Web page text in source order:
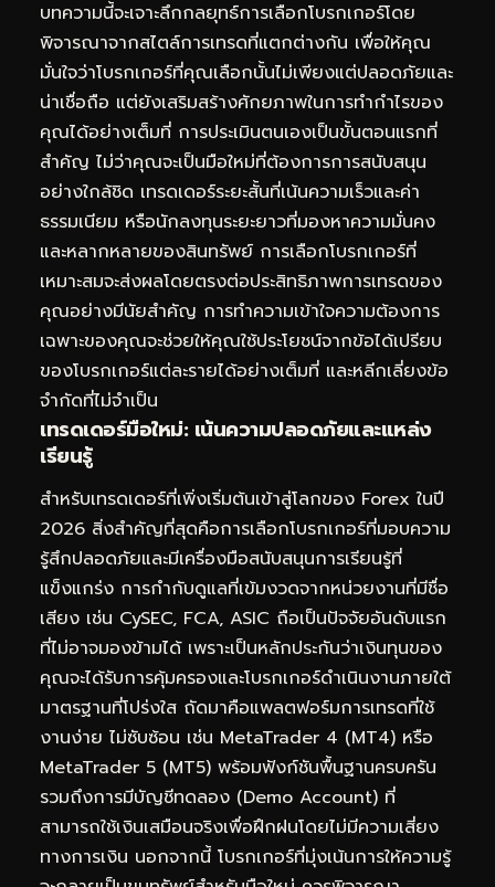
บทความนี้จะเจาะลึกกลยุทธ์การเลือกโบรกเกอร์โดย
พิจารณาจากสไตล์การเทรดที่แตกต่างกัน เพื่อให้คุณ
มั่นใจว่าโบรกเกอร์ที่คุณเลือกนั้นไม่เพียงแต่ปลอดภัยและ
น่าเชื่อถือ แต่ยังเสริมสร้างศักยภาพในการทำกำไรของ
คุณได้อย่างเต็มที่ การประเมินตนเองเป็นขั้นตอนแรกที่
สำคัญ ไม่ว่าคุณจะเป็นมือใหม่ที่ต้องการการสนับสนุน
อย่างใกล้ชิด เทรดเดอร์ระยะสั้นที่เน้นความเร็วและค่า
ธรรมเนียม หรือนักลงทุนระยะยาวที่มองหาความมั่นคง
และหลากหลายของสินทรัพย์ การเลือกโบรกเกอร์ที่
เหมาะสมจะส่งผลโดยตรงต่อประสิทธิภาพการเทรดของ
คุณอย่างมีนัยสำคัญ การทำความเข้าใจความต้องการ
เฉพาะของคุณจะช่วยให้คุณใช้ประโยชน์จากข้อได้เปรียบ
ของโบรกเกอร์แต่ละรายได้อย่างเต็มที่ และหลีกเลี่ยงข้อ
จำกัดที่ไม่จำเป็น
เทรดเดอร์มือใหม่: เน้นความปลอดภัยและแหล่ง
เรียนรู้
สำหรับเทรดเดอร์ที่เพิ่งเริ่มต้นเข้าสู่โลกของ Forex ในปี
2026 สิ่งสำคัญที่สุดคือการเลือกโบรกเกอร์ที่มอบความ
รู้สึกปลอดภัยและมีเครื่องมือสนับสนุนการเรียนรู้ที่
แข็งแกร่ง การกำกับดูแลที่เข้มงวดจากหน่วยงานที่มีชื่อ
เสียง เช่น CySEC, FCA, ASIC ถือเป็นปัจจัยอันดับแรก
ที่ไม่อาจมองข้ามได้ เพราะเป็นหลักประกันว่าเงินทุนของ
คุณจะได้รับการคุ้มครองและโบรกเกอร์ดำเนินงานภายใต้
มาตรฐานที่โปร่งใส ถัดมาคือแพลตฟอร์มการเทรดที่ใช้
งานง่าย ไม่ซับซ้อน เช่น MetaTrader 4 (MT4) หรือ
MetaTrader 5 (MT5) พร้อมฟังก์ชันพื้นฐานครบครัน
รวมถึงการมีบัญชีทดลอง (Demo Account) ที่
สามารถใช้เงินเสมือนจริงเพื่อฝึกฝนโดยไม่มีความเสี่ยง
ทางการเงิน นอกจากนี้ โบรกเกอร์ที่มุ่งเน้นการให้ความรู้